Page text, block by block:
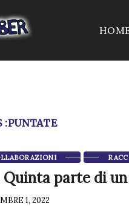
:PUNTATE
Quinta parte di
1, 2022